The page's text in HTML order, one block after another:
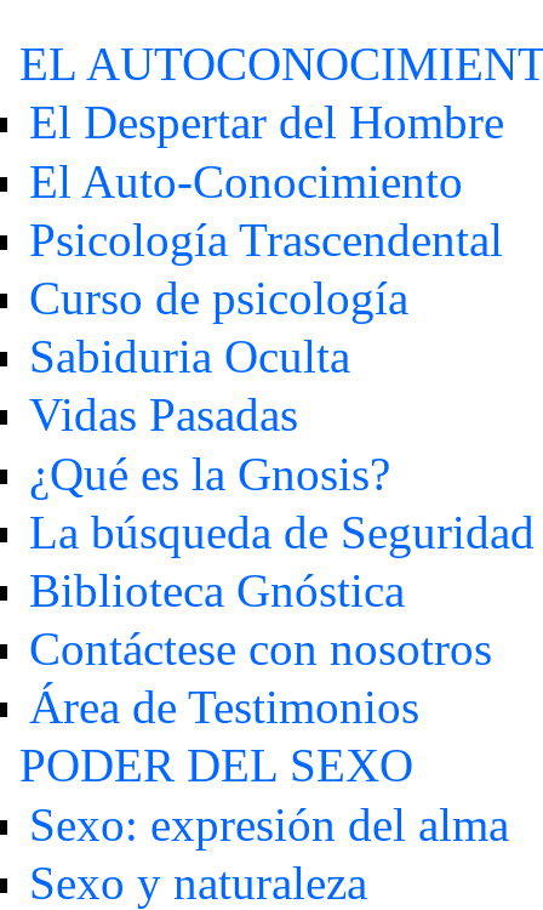
EL
El Despertar del Hombre
El Auto-Conocimiento
Psicología Trascendental
Curso de psicología
Sabiduria Oculta
Vidas Pasadas
¿Qué es la Gnosis?
La búsqueda de Seguridad
Biblioteca Gnóstica
Contáctese con nosotros
Área de Testimonios
PODER DEL SEXO
Sexo: expresión del alma
Sexo y naturaleza